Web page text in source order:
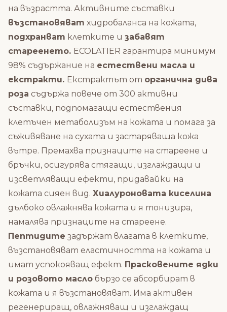
на възрастта. Активните съставки
възстановяват хидробаланса на кожата,
подхранват клетките и забавят
стареенето. ECOLATIER гарантира минимум
98% съдържание на естествени масла и
екстракти. Екстрактът от органична дива
роза съдържа повече от 300 активни
съставки, подпомагащи естествения
клетъчен метаболизъм на кожата и помага за
съживяване на сухата и застаряваща кожа
вътре. Премахва признаците на стареене и
бръчки, осигурява стягащи, изглаждащи и
изсветляващи ефекти, придавайки на
кожата сияен вид. Хиалуроновата киселина
дълбоко овлажнява кожата и я тонизира,
намалява признаците на стареене.
Пептидите задържат влагата в клетките,
възстановяват еластичността на кожата и
имат успокояващ ефект. Прасковените ядки
и розовoтo маслo бързо се абсорбират в
кожата и я възстановяват. Има активен
регенериращ, овлажняващ и изглаждащ